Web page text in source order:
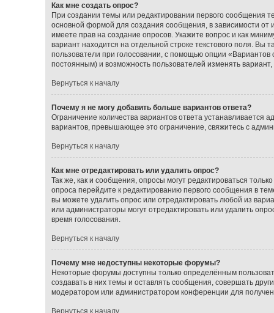
Как мне создать опрос?
При создании темы или редактировании первого сообщения
основной формой для создания сообщения, в зависимости от
имеете прав на создание опросов. Укажите вопрос и как
вариант находится на отдельной строке текстового поля. Вы
пользователи при голосовании, с помощью опции «Вариантов
постоянным) и возможность пользователей изменять
Вернуться к началу
Почему я не могу добавить больше вариантов ответа?
Ограничение количества вариантов ответа
вариантов, превышающее это ограничение, свяжитесь с
Вернуться к началу
Как мне отредактировать или удалить опрос?
Так же, как и сообщения, опросы могут редактироваться
опроса перейдите к редактированию первого сообщения в
вы можете удалить опрос или отредактировать любой из
или администраторы могут отредактировать или удалить
время голосования.
Вернуться к началу
Почему мне недоступны некоторые форумы?
Некоторые форумы доступны только определённым
создавать в них темы и оставлять сообщения, совершать
модератором или администратором конференции для
Вернуться к началу